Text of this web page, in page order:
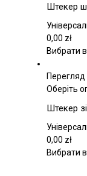
Штекер
0,00 zł
Вибрати
Перегляд
Оберіть
Штекер
0,00 zł
Вибрати